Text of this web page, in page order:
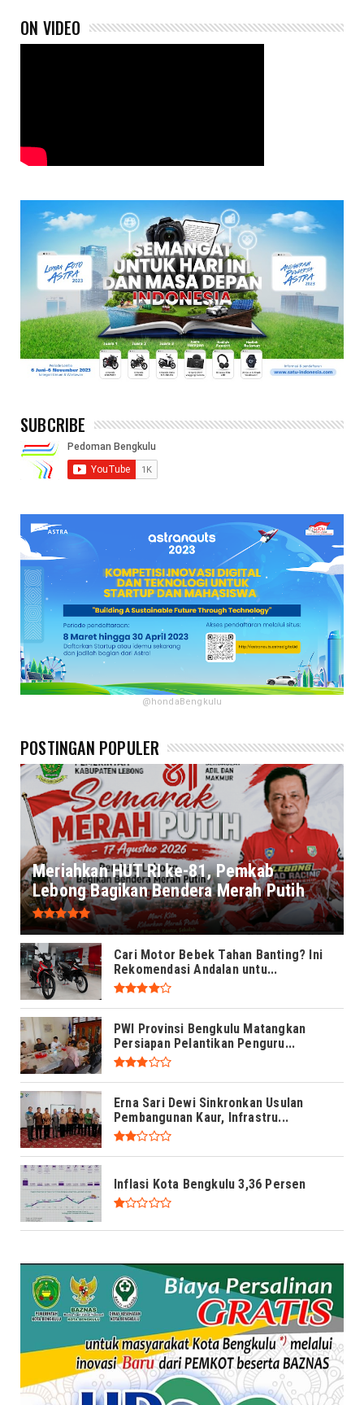
ON VIDEO
SUBCRIBE
@hondaBengkulu
POSTINGAN POPULER
Meriahkan HUT RI ke-81, Pemkab
Lebong Bagikan Bendera Merah Putih
Cari Motor Bebek Tahan Banting? Ini
Rekomendasi Andalan untu...
PWI Provinsi Bengkulu Matangkan
Persiapan Pelantikan Penguru...
Erna Sari Dewi Sinkronkan Usulan
Pembangunan Kaur, Infrastru...
Inflasi Kota Bengkulu 3,36 Persen